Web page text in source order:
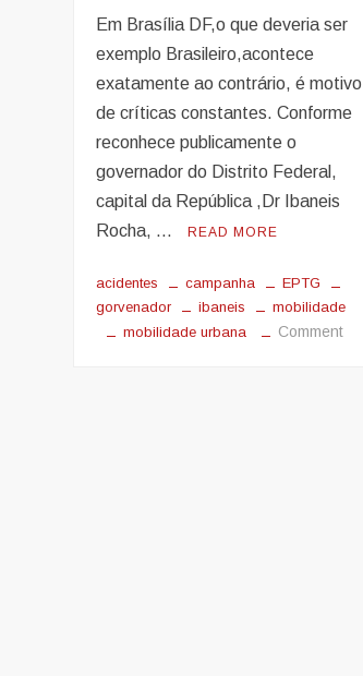
Em Brasília DF,o que deveria ser
exemplo Brasileiro,acontece
exatamente ao contrário, é motivo
de críticas constantes. Conforme
reconhece publicamente o
governador do Distrito Federal,
capital da República ,Dr Ibaneis
Rocha, …
READ MORE
acidentes campanha
EPTG
gorvenador
ibaneis
mobilidade
mobilidade urbana
Commenton